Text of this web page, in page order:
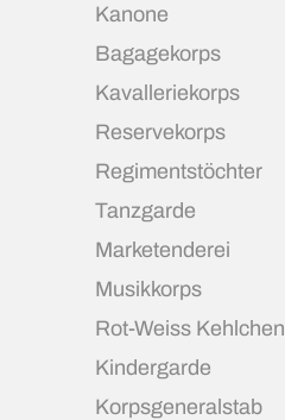
Kanone
Bagagekorps
Kavalleriekorps
Reservekorps
Regimentstöchter
Tanzgarde
Marketenderei
Musikkorps
Rot-Weiss Kehlchen
Kindergarde
Korpsgeneralstab